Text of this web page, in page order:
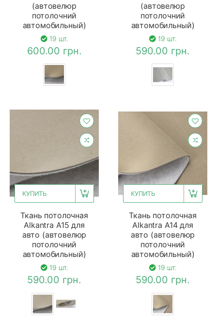
(автовелюр
потолочний
автомобильный)
19 шт.
600.00 грн.
(автовелюр
потолочний
автомобильный)
19 шт.
590.00 грн.
КУПИТЬ
Ткань потолочная
Alkantra A15 для
авто (автовелюр
потолочний
автомобильный)
19 шт.
590.00 грн.
КУПИТЬ
Ткань потолочная
Alkantra A14 для
авто (автовелюр
потолочний
автомобильный)
19 шт.
590.00 грн.